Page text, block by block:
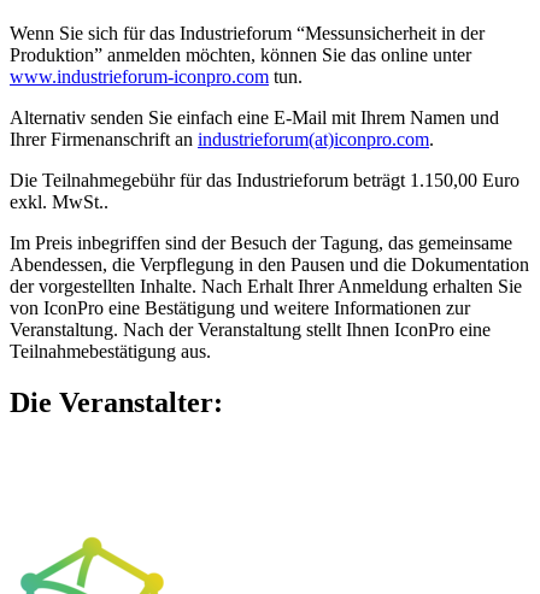
Wenn Sie sich für das Industrieforum “Messunsicherheit in der
Produktion” anmelden möchten, können Sie das online unter
www.industrieforum-iconpro.com tun.
Alternativ senden Sie einfach eine E-Mail mit Ihrem Namen und
Ihrer Firmenanschrift an industrieforum(at)iconpro.com.
Die Teilnahmegebühr für das Industrieforum beträgt 1.150,00 Euro
exkl. MwSt..
Im Preis inbegriffen sind der Besuch der Tagung, das gemeinsame
Abendessen, die Verpflegung in den Pausen und die Dokumentation
der vorgestellten Inhalte. Nach Erhalt Ihrer Anmeldung erhalten Sie
von IconPro eine Bestätigung und weitere Informationen zur
Veranstaltung. Nach der Veranstaltung stellt Ihnen IconPro eine
Teilnahmebestätigung aus.
Die Veranstalter: